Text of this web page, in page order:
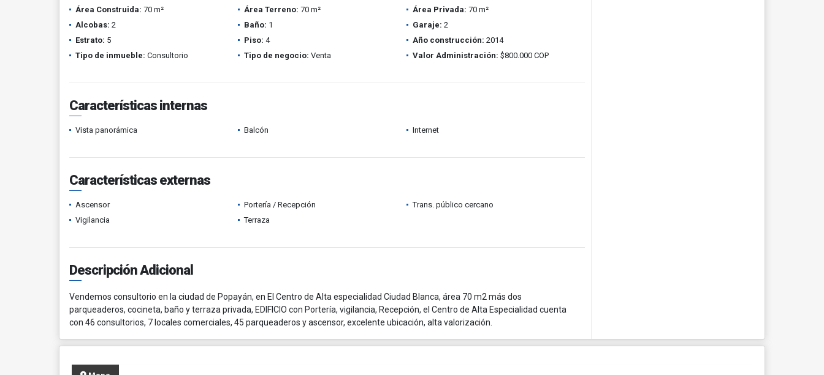
Área Construida: 70 m² Área Terreno: 70 m² Área Privada: 70 m²
Alcobas: 2 Baño: 1 Garaje: 2
Estrato: 5 Piso: 4 Año construcción: 2014
Tipo de inmueble: Consultorio Tipo de negocio: Venta Valor Administración: $800.000 COP
Características internas
Vista panorámica Balcón Internet
Características externas
Ascensor Portería / Recepción
Trans. público cercano
Vigilancia
Terraza
Descripción Adicional
Vendemos consultorio en la ciudad de Popayán, en El Centro de Alta especialidad Ciudad Blanca, área 70 m2 más dos
parqueaderos, cocineta, baño y terraza privada, EDIFICIO con Portería, vigilancia, Recepción, el Centro de Alta Especialidad cuenta
con 46 consultorios, 7 locales comerciales, 45 parqueaderos y ascensor, excelente ubicación, alta valorización.